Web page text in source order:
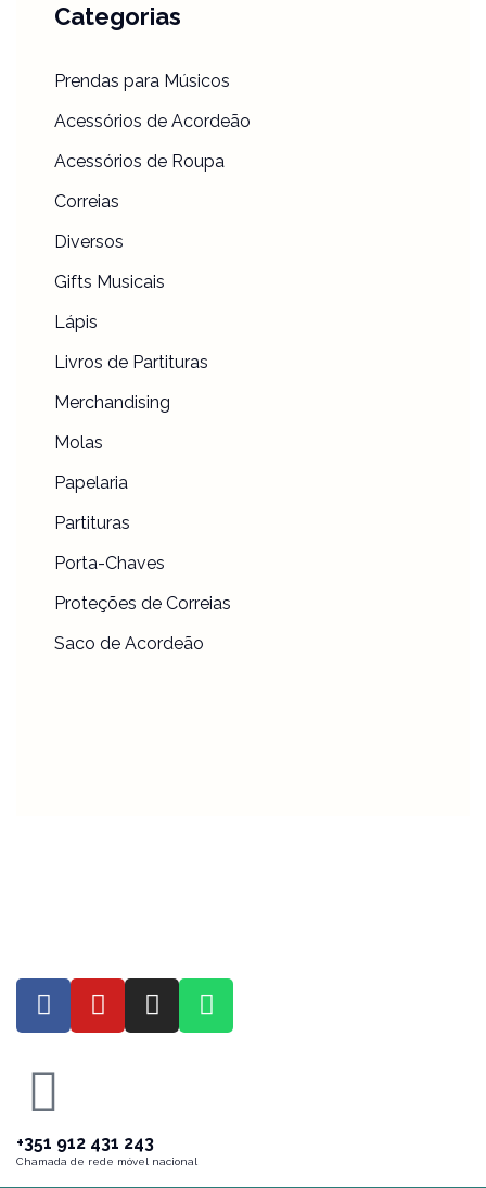
Categorias
Prendas para Músicos
Acessórios de Acordeão
Acessórios de Roupa
Correias
Diversos
Gifts Musicais
Lápis
Livros de Partituras
Merchandising
Molas
Papelaria
Partituras
Porta-Chaves
Proteções de Correias
Saco de Acordeão
+351 912 431 243
Chamada de rede móvel nacional